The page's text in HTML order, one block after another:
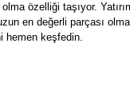
özelliği taşıyor.
en değerli parçası
hemen keşfedin.